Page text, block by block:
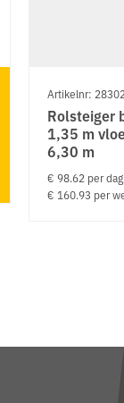
Artikelnr:
Rolsteiger
1,35 m
6,30 m
€ 98.62 per dag
€ 160.93 per